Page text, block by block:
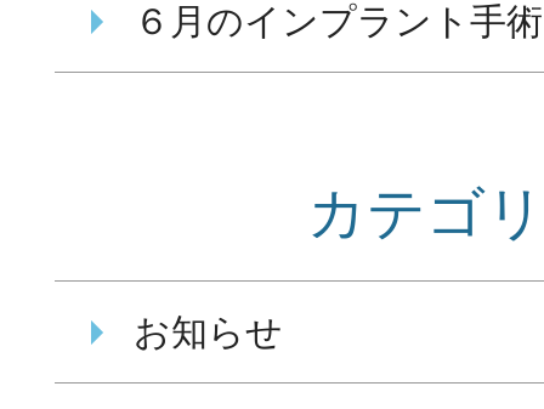
６月のインプラント手
カテゴ
お知らせ